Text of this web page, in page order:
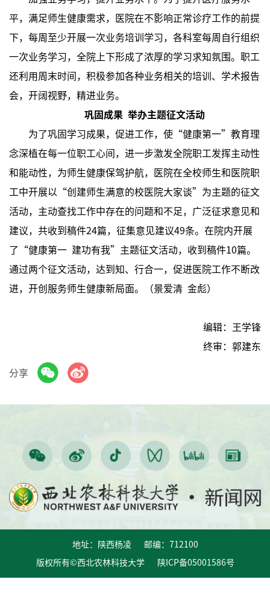
平，满足师生健康需求，医院在不影响正常诊疗工作的前提
下，每周至少开展一次业务培训学习，各科室每周自行组织
一次业务学习，全院上下形成了浓厚的学习求知氛围。职工
还利用周末时间，积极参加各种业务相关的培训、学术报告
会，开阔视野，精进业务。
巩固成果 举办主题征文活动
为了巩固学习成果，促进工作，使“健康第一”教育理
念深植在每一位职工心间，进一步激发全院职工发挥主动性
和能动性，为师生健康保驾护航，医院在全校师生和医院职
工中开展以“创建师生满意的校医院大家谈”为主题的征文
活动，主动查找工作中存在的问题和不足，广泛征求意见和
建议，共收到稿件24篇，征集意见建议49条。在院内开展
了“健康第一 建功有我”主题征文活动，收到稿件10篇。
通过两个征文活动，达到知、行合一，促进医院工作不断改
进，开创服务师生健康新局面。（景爱清 金彪）
编辑：王学锋
终审：郭建东
分享
地址：陕西杨凌 邮编：712100
版权所有©西北农林科技大学 陕ICP备05001586号